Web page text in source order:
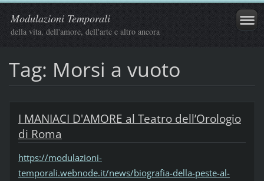
Modulazioni Temporali
della vita, dell'amore, dell'arte e altro ancora
Tag: Morsi a vuoto
I MANIACI D'AMORE al Teatro dell’Orologio
di Roma
https://modulazioni-
temporali.webnode.it/news/biografia-della-peste-al-